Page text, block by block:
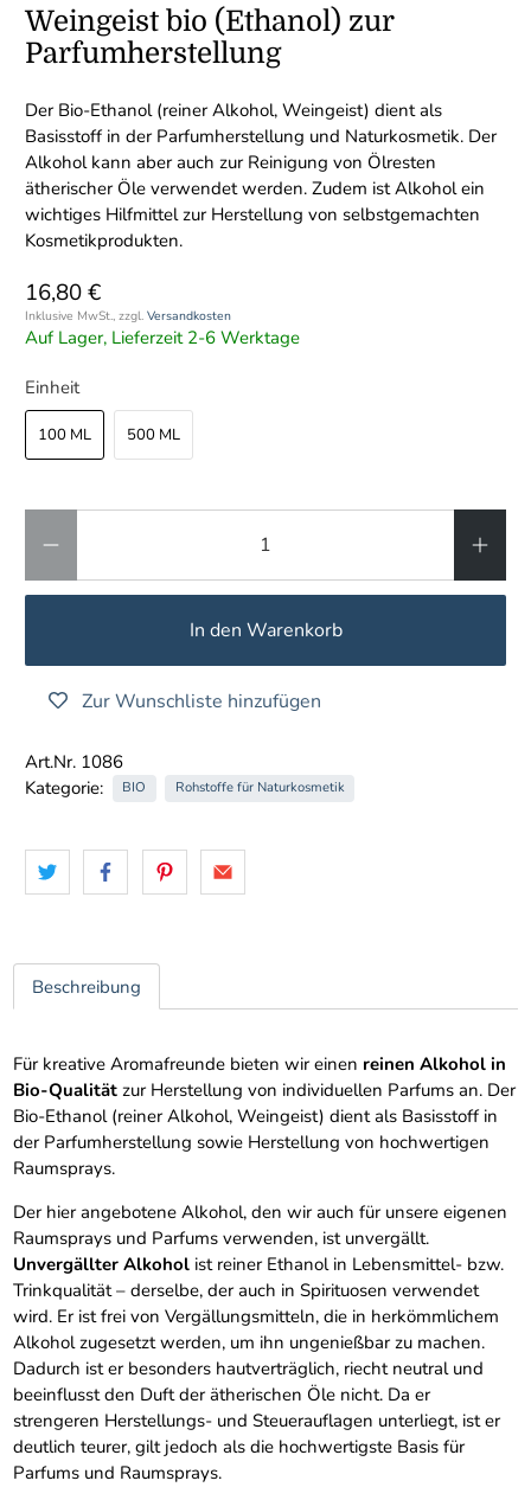
Weingeist bio (Ethanol) zur
Parfumherstellung
Der Bio-Ethanol (reiner Alkohol, Weingeist) dient als
Basisstoff in der Parfumherstellung und Naturkosmetik. Der
Alkohol kann aber auch zur Reinigung von Ölresten
ätherischer Öle verwendet werden. Zudem ist Alkohol ein
wichtiges Hilfmittel zur Herstellung von selbstgemachten
Kosmetikprodukten.
16,80 €
Inklusive MwSt., zzgl.Versandkosten
Auf Lager, Lieferzeit 2-6 Werktage
Einheit
100 ML 500 ML
In den Warenkorb
Zur Wunschliste hinzufügen
Art.Nr. 1086
Kategorie:
BIO Rohstoffe für Naturkosmetik
Beschreibung
Für kreative Aromafreunde bieten wir einen reinen Alkohol in
Bio-Qualität zur Herstellung von individuellen Parfums an. Der
Bio-Ethanol (reiner Alkohol, Weingeist) dient als Basisstoff in
der Parfumherstellung sowie Herstellung von hochwertigen
Raumsprays.
Der hier angebotene Alkohol, den wir auch für unsere eigenen
Raumsprays und Parfums verwenden, ist unvergällt.
Unvergällter Alkohol ist reiner Ethanol in Lebensmittel- bzw.
Trinkqualität – derselbe, der auch in Spirituosen verwendet
wird. Er ist frei von Vergällungsmitteln, die in herkömmlichem
Alkohol zugesetzt werden, um ihn ungenießbar zu machen.
Dadurch ist er besonders hautverträglich, riecht neutral und
beeinflusst den Duft der ätherischen Öle nicht. Da er
strengeren Herstellungs- und Steuerauflagen unterliegt, ist er
deutlich teurer, gilt jedoch als die hochwertigste Basis für
Parfums und Raumsprays.